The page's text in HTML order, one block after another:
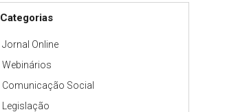
Categorias
Jornal Online
Webinários
Comunicação Social
Legislação